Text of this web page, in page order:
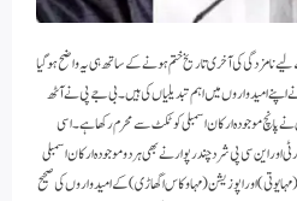
کے لیے نامزدگی کی آخری تاریخ ختم ہونے کے ساتھ ہی یہ واضح ہو گیا
اپنے امیدواروں میں اہم تبدیلیاں کی ہیں۔ بی جے پی نے آٹھ
پانچ موجودہ ارکان اسمبلی کو ٹکٹ سے محرم رکھا ہے۔ اسی
این سی پی شرد چندر پوار نے بھی ہر دو موجودہ ارکان اسمبلی
اور اپوزیشن (مہا وکاس اگھاڑی) کے امیدواروں کی صحیح